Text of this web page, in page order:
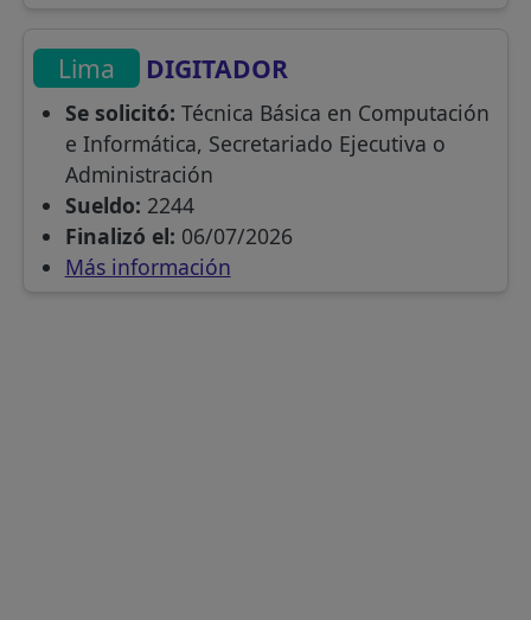
Lima DIGITADOR
Se solicitó: Técnica Básica en Computación
e Informáticа, Secretariado Ejecutiva o
Administración
Sueldo: 2244
Finalizó el: 06/07/2026
Más información